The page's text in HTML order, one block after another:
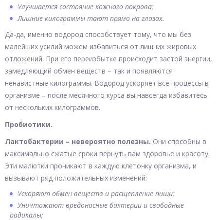
Улучшается состояние кожного покрова;
Лишние килограммы тают прямо на глазах.
Да-да, именно водород способствует тому, что мы без
малейших усилий можем избавиться от лишних жировых
отложений. При его переизбытке происходит застой энергии,
замедляющий обмен веществ – так и появляются
ненавистные килограммы. Водород ускоряет все процессы в
организме – после месячного курса вы навсегда избавитесь
от нескольких килограммов.
Пробиотики.
Лактобактерии – невероятно полезны. Они способны в
максимально сжатые сроки вернуть вам здоровье и красоту.
Эти малютки проникают в каждую клеточку организма, и
вызывают ряд положительных изменений:
Ускоряют обмен веществ и расщепление пищи;
Уничтожают вредоносные бактерии и свободные
радикалы;